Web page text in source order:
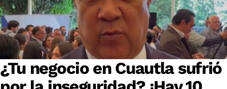
¿Tu negocio en Cuautla sufrió